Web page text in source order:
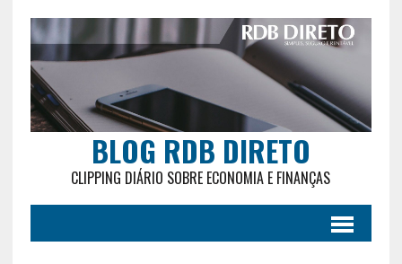
BLOG RDB DIRETO
CLIPPING DIÁRIO SOBRE ECONOMIA E FINANÇAS